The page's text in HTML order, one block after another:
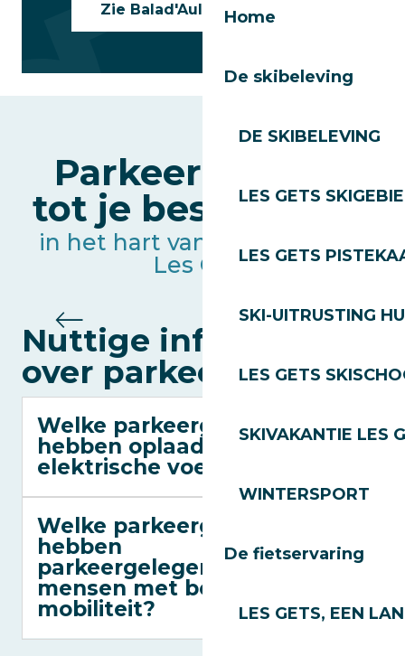
Home
De skibeleving
DE SKIBELEVING
LES GETS
LES GETS
SKI-UITRUSTING
LES GETS
SKIVAKANTIE LES
WINTERSPORT
De fietservaring
LES GETS, EEN
Zie Balad'Aulps Busroutes
Parkeergarages
tot je beschikking
in het hart van de badplaats
Les Gets
Parking des Perrières
Nuttige informatie
over parkeerplaatsen
Welke parkeergarages
hebben oplaadpunten voor
elektrische voertuigen?
Welke parkeergarages
hebben
parkeergelegenheid voor
mensen met beperkte
mobiliteit?